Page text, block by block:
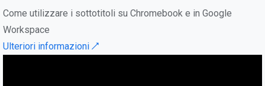
Come utilizzare i sottotitoli su Chromebook e in Google
Workspace
Ulteriori informazioni ↗